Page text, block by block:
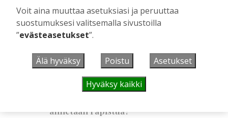
Tilaajille
Hanna Soini 4.8.2026 10:43
UUSIMMAT
MIELIPIDE 16:09
annetaan rapistua?
Voit aina muuttaa asetuksiasi ja peruuttaa
suostumuksesi valitsemalla sivustoilla
”evästeasetukset”.
Älä hyväksy Poistu Asetukset
Hyväksy kaikki